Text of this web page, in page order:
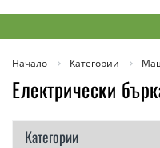
Начало Категории
Електрически
Категории